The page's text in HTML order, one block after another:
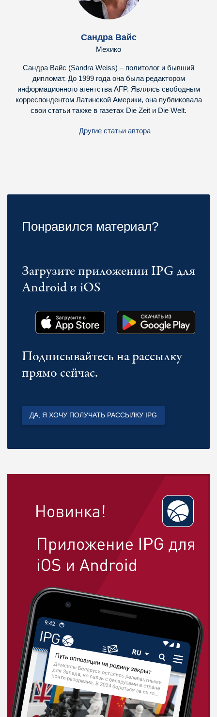
Сандра Вайс
Мехико
Сандра Вайс (Sandra Weiss) – политолог и бывший
дипломат. До 1999 года она была редактором
информационного агентства AFP. Являясь свободным
корреспондентом Латинской Америки, она публиковала
свои статьи также в газетах Die Zeit и Die Welt.
Другие статьи автора
Понравился материал?
Загрузите приложении IPG для
Android и iOS
Подписывайтесь на рассылку
прямо сейчас.
ДА, Я ХОЧУ ПОЛУЧАТЬ РАССЫЛКУ IPG